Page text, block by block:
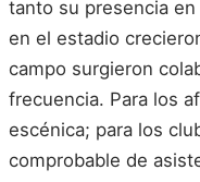
tanto su presencia
en el estadio
campo surgieron
frecuencia. Para los
escénica; para los
comprobable de